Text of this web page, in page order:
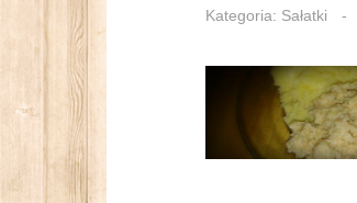
Kategoria: Sałatki